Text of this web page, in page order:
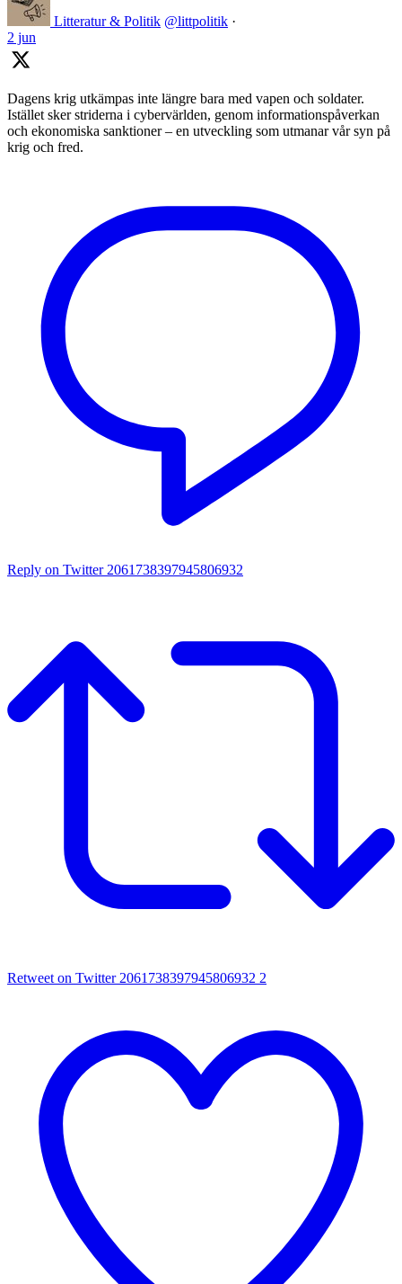
Litteratur & Politik @littpolitik ·
2 jun
Dagens krig utkämpas inte längre bara med vapen och soldater.
Istället sker striderna i cybervärlden, genom informationspåverkan
och ekonomiska sanktioner – en utveckling som utmanar vår syn på
krig och fred.
Reply on Twitter 2061738397945806932
Retweet on Twitter 2061738397945806932 2